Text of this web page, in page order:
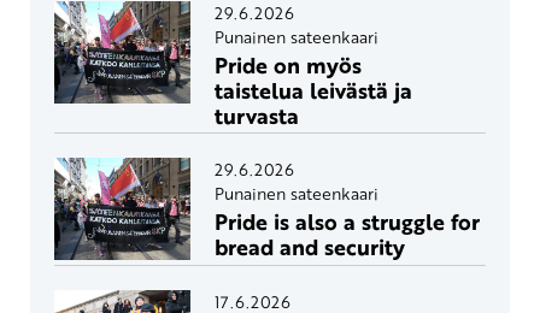
29.6.2026
Punainen sateenkaari
Pride on myös
taistelua leivästä ja
turvasta
29.6.2026
Punainen sateenkaari
Pride is also a struggle for
bread and security
17.6.2026